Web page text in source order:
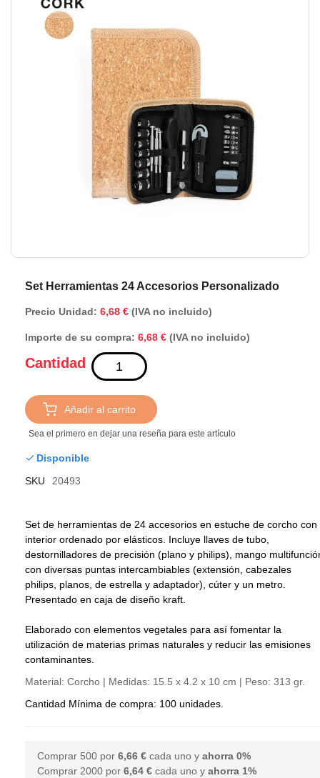
Set Herramientas 24 Accesorios Personalizado
Precio Unidad: 6,68 € (IVA no incluido)
Importe de su compra: 6,68 € (IVA no incluido)
Cantidad
Añadir al carrito
Sea el primero en dejar una reseña para este artículo
Disponible
SKU
20493
Set de herramientas de 24 accesorios en estuche de corcho con
interior ordenado por elásticos. Incluye llaves de tubo,
destornilladores de precisión (plano y philips), mango
con diversas puntas intercambiables (extensión, cabezales
philips, planos, de estrella y adaptador), cúter y un metro.
Presentado en caja de diseño kraft.
Elaborado con elementos vegetales para así fomentar la
utilización de materias primas naturales y reducir las emisiones
contaminantes.
Material: Corcho | Medidas: 15.5 x 4.2 x 10 cm | Peso: 313 gr.
Cantidad Mínima de compra: 100 unidades.
Comprar 500 por6,66 € cada uno yahorra0%
Comprar 2000 por6,64 € cada uno yahorra 1%